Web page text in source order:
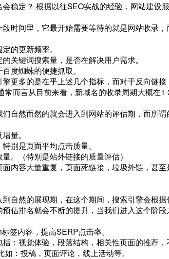
稳定？ 根据以往SEO实战的经验，网站建设
时间里，它最开始需要等待的就是网站收录
的更新频率。
关键词搜索量，是否在解决用户需求。
度蜘蛛的便捷抓取。
更多的是在乎上述几个指标，而对于反向链
而言从目前来看，新域名的收录周期大概在1-
自然而然的就会进入到网站的评估期，而所
量。
别是页面平均点击质量。
。（特别是站外链接的质量评估）
内容大量重复，页面死链接，垃圾外链，甚
自然的展现期，在这个期间，搜索引擎会根
估排名就会不断的提升，当我们进入这个阶
签内容，提高SERP点击率。
：视觉体验，段落结构，相关性页面的推荐，
：投稿，页面评论，线上活动等。